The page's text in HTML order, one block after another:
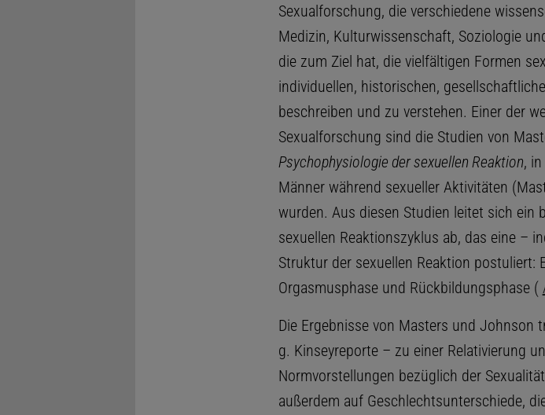
Sexualforschung, die verschiedene
Medizin, Kulturwissenschaft, Soziologie
die zum Ziel hat, die vielfältigen Formen
individuellen, historischen,
beschreiben und zu verstehen. Einer der
Sexualforschung sind die Studien von
Psychophysiologie der sexuellen Reaktion,
Männer während sexueller Aktivitäten
wurden. Aus diesen Studien leitet sich ein
sexuellen Reaktionszyklus ab, das eine –
Struktur der sexuellen Reaktion postuliert:
Orgasmusphase und Rückbildungsphase (
Die Ergebnisse von Masters und Johnson
g. Kinseyreporte – zu einer Relativierung
Normvorstellungen bezüglich der
außerdem auf Geschlechtsunterschiede,